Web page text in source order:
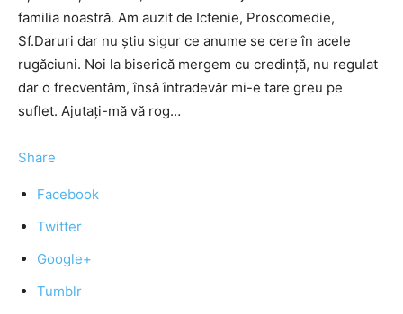
familia noastră. Am auzit de Ictenie, Proscomedie,
Sf.Daruri dar nu știu sigur ce anume se cere în acele
rugăciuni. Noi la biserică mergem cu credință, nu regulat
dar o frecventăm, însă întradevăr mi-e tare greu pe
suflet. Ajutați-mă vă rog…
Share
Facebook
Twitter
Google+
Tumblr